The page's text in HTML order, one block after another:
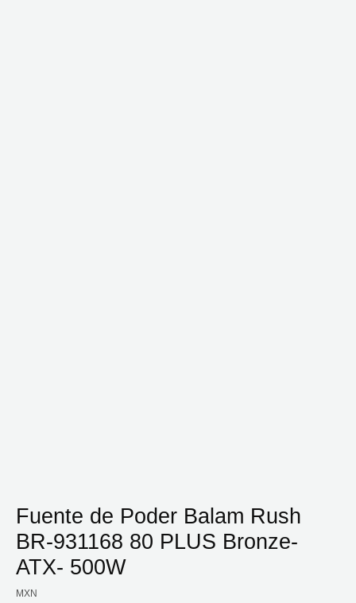
Fuente de Poder Balam Rush
BR-931168 80 PLUS Bronze-
ATX- 500W
MXN